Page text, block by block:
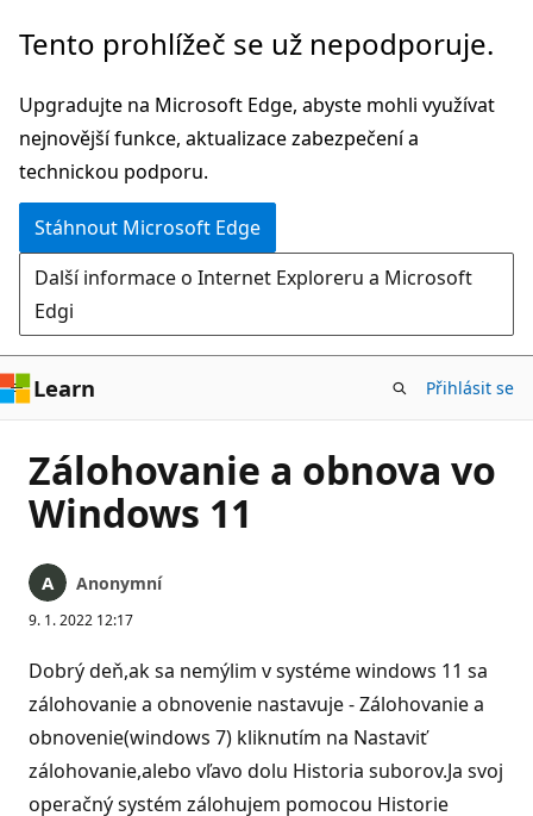
Přeskočit
hlavní
obsah
Tento prohlížeč se už nepodporuje.
Upgradujte na Microsoft Edge, abyste mohli využívat
nejnovější funkce, aktualizace zabezpečení a
technickou podporu.
Stáhnout Microsoft Edge
Další informace o Internet Exploreru a Microsoft
Edgi
Learn Přihlásit se
Zálohovanie a obnova vo
Windows 11
Anonymní
9. 1. 2022 12:17
Dobrý deň,ak sa nemýlim v systéme windows 11 sa
zálohovanie a obnovenie nastavuje - Zálohovanie a
obnovenie(windows 7) kliknutím na Nastaviť
zálohovanie,alebo vľavo dolu Historia suborov.Ja svoj
operačný systém zálohujem pomocou Historie